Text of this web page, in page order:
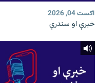
اګست 04, 2026
خبرې او سندرې